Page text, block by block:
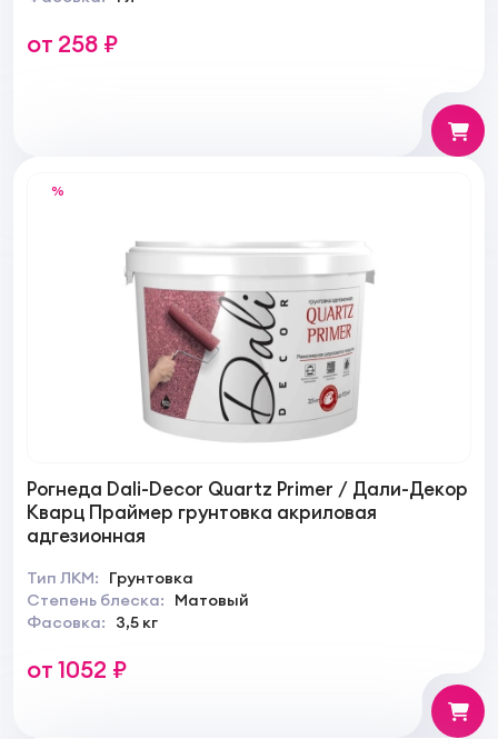
от 258 ₽
%
Рогнеда Dali-Decor Quartz Primer / Дали-Декор
Кварц Праймер грунтовка акриловая
адгезионная
Тип ЛКМ:
Грунтовка
Степень блеска:
Матовый
Фасовка:
3,5 кг
от 1052 ₽